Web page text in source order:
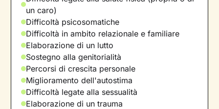
un caro)
Difficoltà psicosomatiche
Difficoltà in ambito relazionale e familiare
Elaborazione di un lutto
Sostegno alla genitorialità
Percorsi di crescita personale
Miglioramento dell'autostima
Difficoltà legate alla sessualità
Elaborazione di un trauma